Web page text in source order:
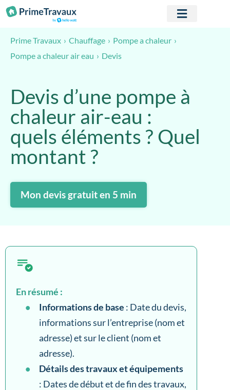
Passer au contenu
Prime Travaux Chauffage
Pompe a chaleur
Pompe a chaleur air eau
Devis
Devis d’une pompe à
chaleur air-eau :
quels éléments ? Quel
montant ?
Mon devis gratuit en 5 min
En résumé :
Informations de base : Date du devis,
informations sur l’entreprise (nom et
adresse) et sur le client (nom et
adresse).
Détails des travaux et équipements
: Dates de début et de fin des travaux,